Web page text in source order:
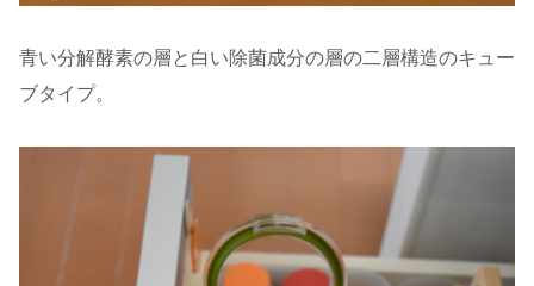
青い分解酵素の層と白い除菌成分の層の二層構造のキュー
ブタイプ。